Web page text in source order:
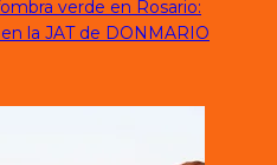
verde en Rosario:
la JAT de DONMARIO